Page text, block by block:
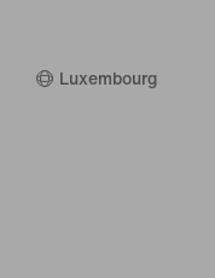
Luxembourg